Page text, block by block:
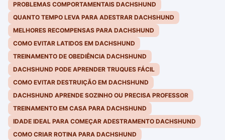
PROBLEMAS COMPORTAMENTAIS DACHSHUND
QUANTO TEMPO LEVA PARA ADESTRAR DACHSHUND
MELHORES RECOMPENSAS PARA DACHSHUND
COMO EVITAR LATIDOS EM DACHSHUND
TREINAMENTO DE OBEDIÊNCIA DACHSHUND
DACHSHUND PODE APRENDER TRUQUES FÁCIL
COMO EVITAR DESTRUIÇÃO EM DACHSHUND
DACHSHUND APRENDE SOZINHO OU PRECISA PROFESSOR
TREINAMENTO EM CASA PARA DACHSHUND
IDADE IDEAL PARA COMEÇAR ADESTRAMENTO DACHSHUND
COMO CRIAR ROTINA PARA DACHSHUND